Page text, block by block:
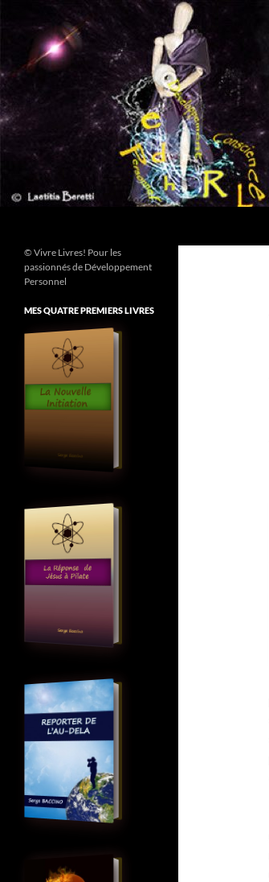
contenu
© Vivre Livres! Pour les
passionnés de Développement
Personnel
MES QUATRE PREMIERS LIVRES